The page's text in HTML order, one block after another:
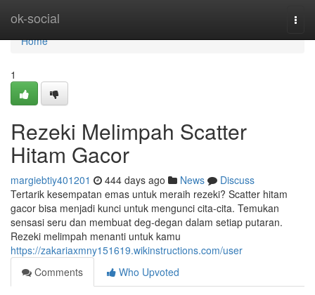
ok-social
Home
Home
1
Rezeki Melimpah Scatter
Hitam Gacor
margiebtiy401201 444 days ago News
Discuss
Tertarik kesempatan emas untuk meraih rezeki? Scatter hitam
gacor bisa menjadi kunci untuk mengunci cita-cita. Temukan
sensasi seru dan membuat deg-degan dalam setiap putaran.
Rezeki melimpah menanti untuk kamu
https://zakariaxmny151619.wikinstructions.com/user
Comments
Who Upvoted